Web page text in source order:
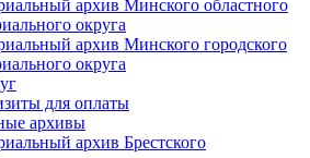
архив Минского областного
округа
архив Минского городского
округа
для оплаты
архивы
архив Брестского